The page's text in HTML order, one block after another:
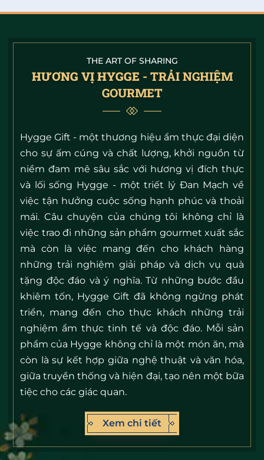
THE ART OF SHARING
HƯƠNG VỊ HYGGE - TRẢI NGHIỆM
GOURMET
Hygge Gift - một thương hiệu ẩm thực đại diện
cho sự ấm cúng và chất lượng, khởi nguồn từ
niềm đam mê sâu sắc với hương vị đích thực
và lối sống Hygge - một triết lý Đan Mạch về
việc tận hưởng cuộc sống hạnh phúc và thoải
mái. Câu chuyện của chúng tôi không chỉ là
việc trao đi những sản phẩm gourmet xuất sắc
mà còn là việc mang đến cho khách hàng
những trải nghiệm giải pháp và dịch vụ quà
tặng độc đáo và ý nghĩa. Từ những bước đầu
khiêm tốn, Hygge Gift đã không ngừng phát
triển, mang đến cho thực khách những trải
nghiệm ẩm thực tinh tế và độc đáo. Mỗi sản
phẩm của Hygge không chỉ là một món ăn, mà
còn là sự kết hợp giữa nghệ thuật và văn hóa,
giữa truyền thống và hiện đại, tạo nên một bữa
tiệc cho các giác quan.
Xem chi tiết